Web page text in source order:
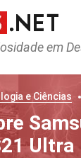
em
e Ciências
Ultra